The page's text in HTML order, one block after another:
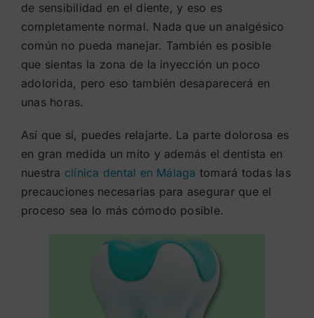
de sensibilidad en el diente, y eso es
completamente normal. Nada que un analgésico
común no pueda manejar. También es posible
que sientas la zona de la inyección un poco
adolorida, pero eso también desaparecerá en
unas horas.
Así que sí, puedes relajarte. La parte dolorosa es
en gran medida un mito y además el dentista en
nuestra clínica dental en Málaga tomará todas las
precauciones necesarias para asegurar que el
proceso sea lo más cómodo posible.